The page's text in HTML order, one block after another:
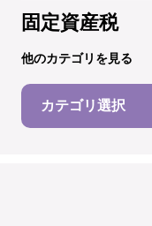
固定資産税
他のカテゴリを見る
カテゴリ選択